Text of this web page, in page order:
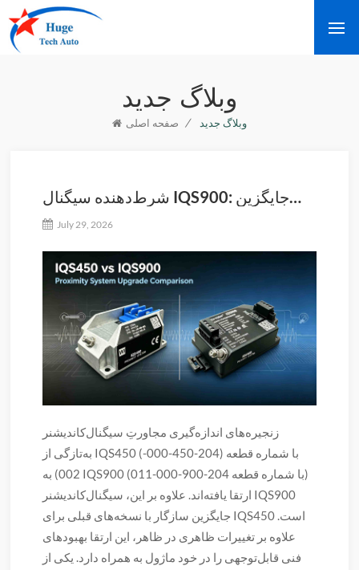
وبلاگ جدید
صفحه اصلی / وبلاگ جدید
شرط‌دهنده سیگنال IQS900: جایگزین
ارتقایافته و سازگار با نسخه‌های قبلی
July 29, 2026
زنجیره‌های اندازه‌گیری مجاورتِ سیگنال‌کاندیشنر
به‌تازگی از IQS450 (با شماره قطعه (204-450-000-
002) به IQS900 (با شماره قطعه 204-900-000-011)
ارتقا یافته‌اند. علاوه بر این، سیگنال‌کاندیشنر IQS900
جایگزین سازگار با نسخه‌های قبلی برای IQS450 است.
علاوه بر تغییرات ظاهری در ظاهر، این ارتقا بهبودهای
فنی قابل‌توجهی را در خود ماژول به همراه دارد. یکی از